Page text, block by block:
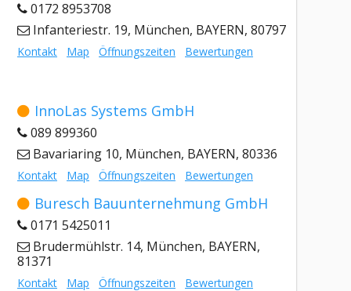
0172 8953708
Infanteriestr. 19, München, BAYERN, 80797
Kontakt Map Öffnungszeiten Bewertungen
InnoLas Systems GmbH
089 899360
Bavariaring 10, München, BAYERN, 80336
Kontakt Map Öffnungszeiten Bewertungen
Buresch Bauunternehmung GmbH
0171 5425011
Brudermühlstr. 14, München, BAYERN,
81371
Kontakt Map Öffnungszeiten Bewertungen